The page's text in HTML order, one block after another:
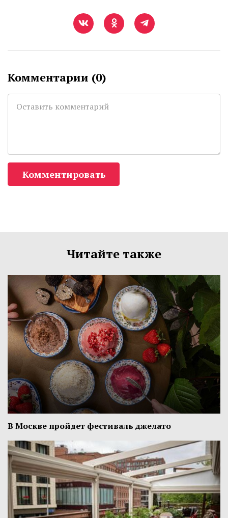
Комментарии (0)
Комментировать
Читайте также
В Москве пройдет фестиваль джелато